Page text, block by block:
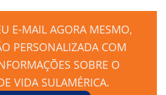
E-MAIL AGORA MESMO,
PERSONALIZADA COM
SOBRE O
VIDA SULAMÉRICA.